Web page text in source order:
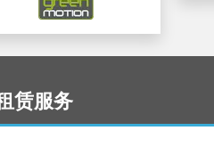
赁服务